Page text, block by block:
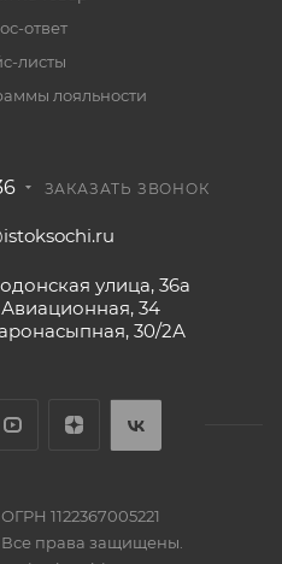
ответ
листы
лояльности
ЗАКАЗАТЬ ЗВОНОК
улица, 36а
Авиационная, 34
30/2А
1122367005221
права защищены.